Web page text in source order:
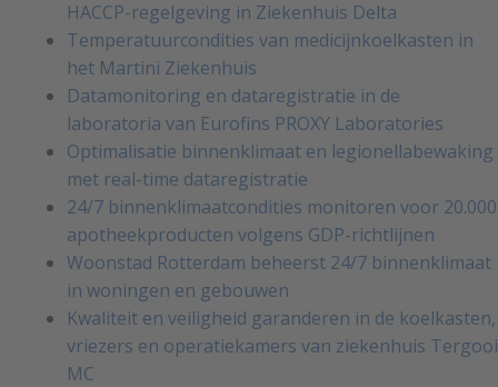
HACCP-regelgeving in Ziekenhuis Delta
Temperatuurcondities van medicijnkoelkasten in
het Martini Ziekenhuis
Datamonitoring en dataregistratie in de
laboratoria van Eurofins PROXY Laboratories
Optimalisatie binnenklimaat en legionellabewaking
met real-time dataregistratie
24/7 binnenklimaatcondities monitoren voor 20.000
apotheekproducten volgens GDP-richtlijnen
Woonstad Rotterdam beheerst 24/7 binnenklimaat
in woningen en gebouwen
Kwaliteit en veiligheid garanderen in de koelkasten,
vriezers en operatiekamers van ziekenhuis Tergooi
MC